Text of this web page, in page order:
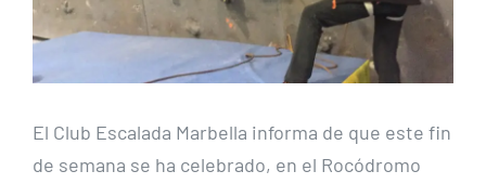
El Club Escalada Marbella informa de que este fin
de semana se ha celebrado, en el Rocódromo